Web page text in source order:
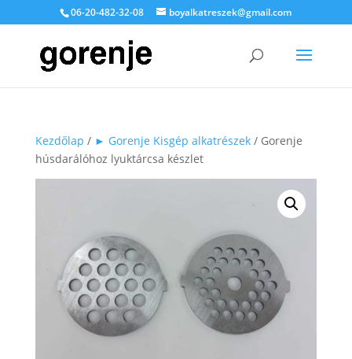
06-20-482-32-08 boyalkatreszek@gmail.com
Kezdőlap / ► Gorenje Kisgép alkatrészek/ Gorenje
húsdarálóhoz lyuktárcsa készlet